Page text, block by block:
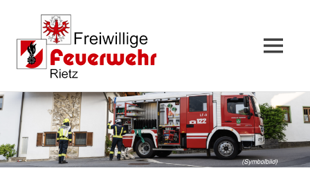
Zum
Inhalt
springen
MENÜ